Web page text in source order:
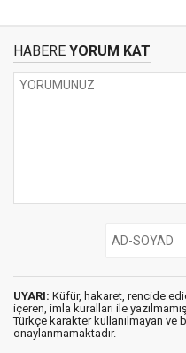
HABERE YORUM KAT
UYARI: Küfür, hakaret, rencide
içeren, imla kuralları ile
Türkçe karakter kullanılmayan ve
onaylanmamaktadır.